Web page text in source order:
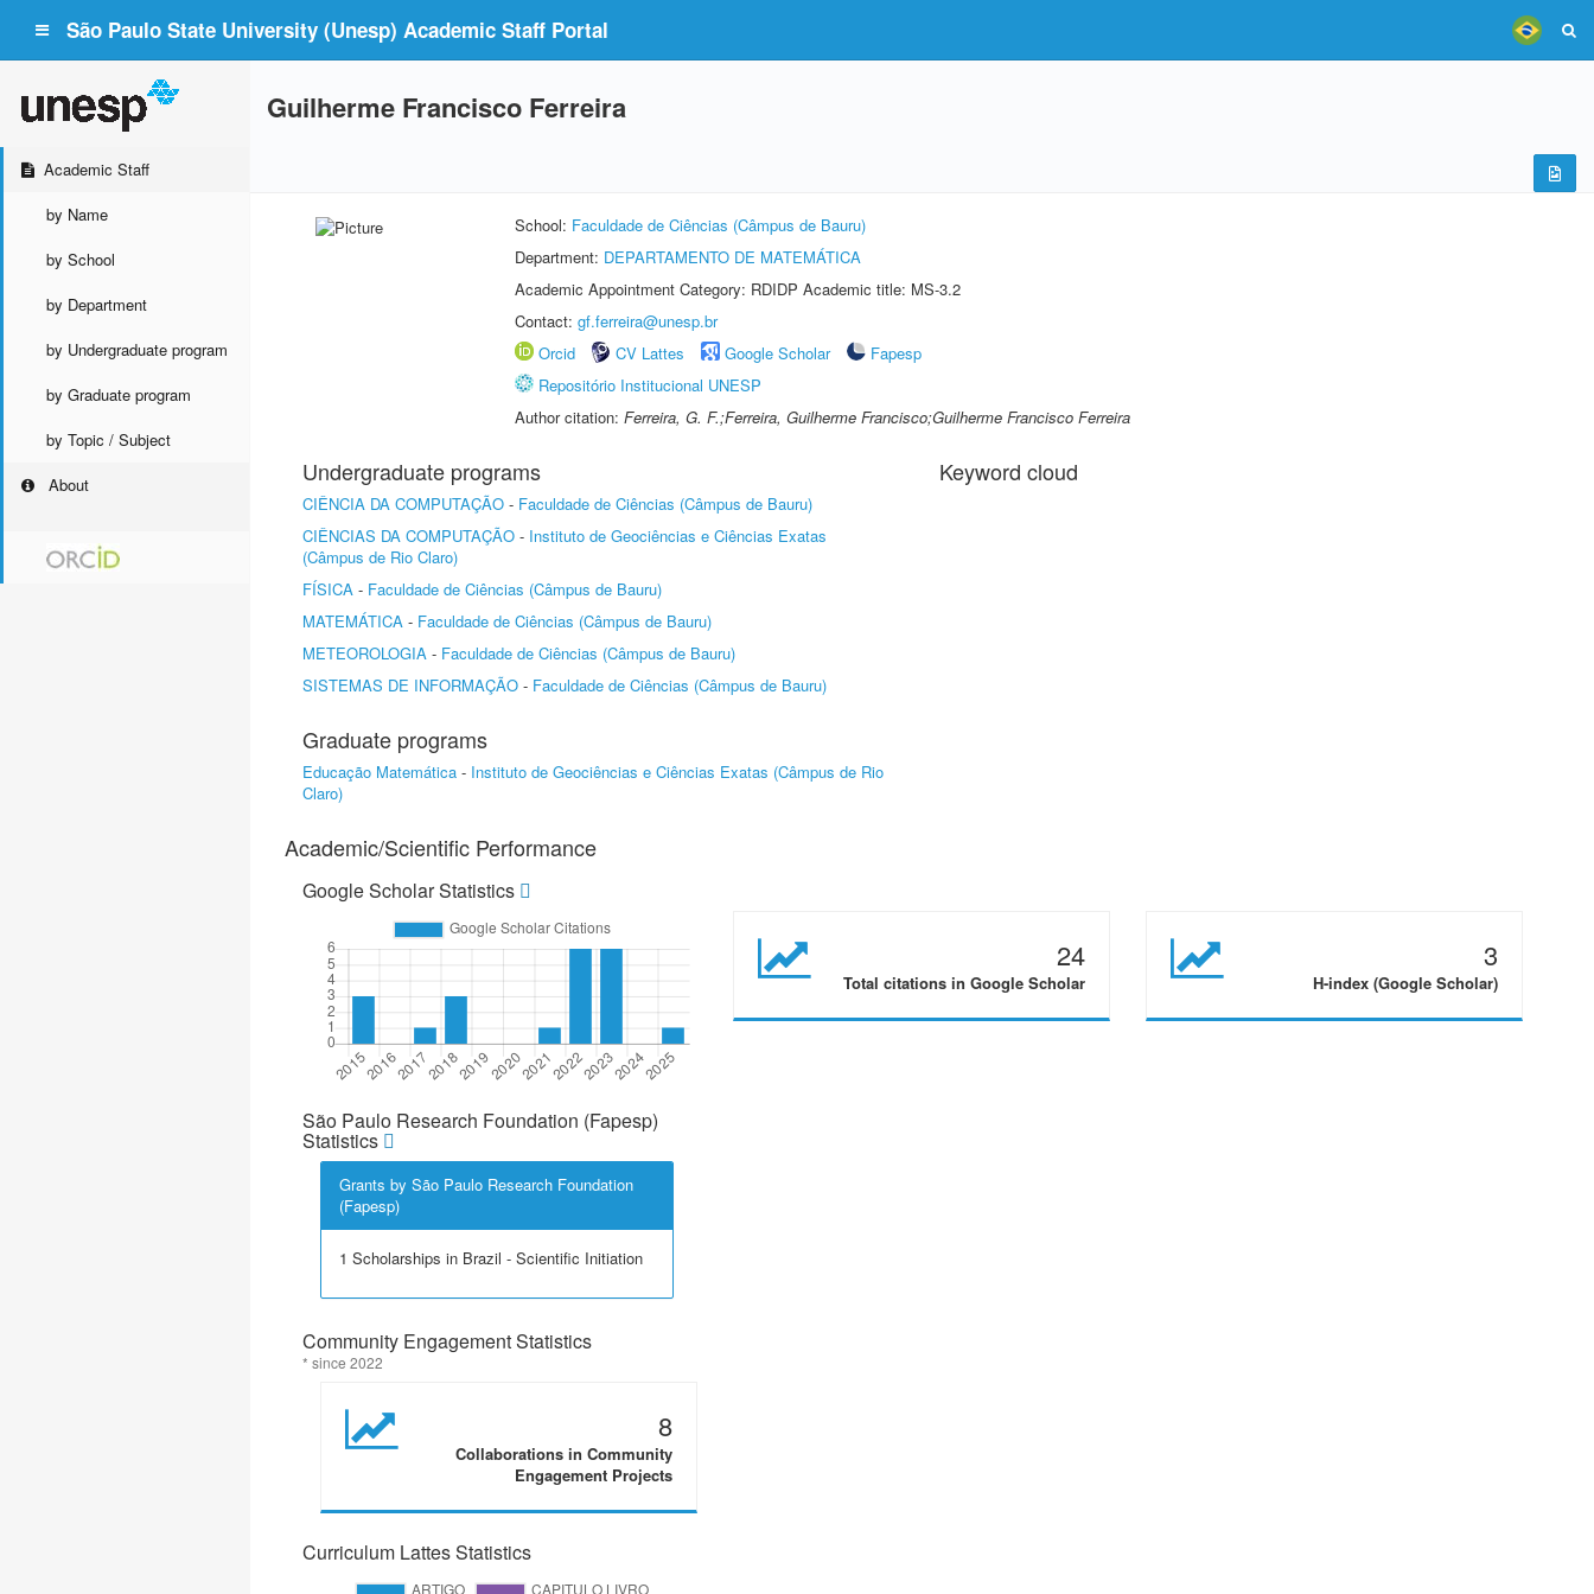
São Paulo State University (Unesp) Academic Staff Portal
Academic Staff
by Name
by School
by Department
by Undergraduate program
by Graduate program
by Topic / Subject
About
Guilherme Francisco Ferreira
School: Faculdade de Ciências (Câmpus de Bauru)
Department: DEPARTAMENTO DE MATEMÁTICA
Academic Appointment Category: RDIDP Academic title: MS-3.2
Contact: gf.ferreira@unesp.br
Orcid
CV Lattes Google Scholar
Fapesp
Repositório Institucional UNESP
Author citation: Ferreira, G. F.;Ferreira, Guilherme Francisco;Guilherme Francisco Ferreira
Undergraduate programs
CIÊNCIA DA COMPUTAÇÃO - Faculdade de Ciências (Câmpus de Bauru)
CIÊNCIAS DA COMPUTAÇÃO - Instituto de Geociências e Ciências Exatas
(Câmpus de Rio Claro)
FÍSICA - Faculdade de Ciências (Câmpus de Bauru)
MATEMÁTICA - Faculdade de Ciências (Câmpus de Bauru)
METEOROLOGIA - Faculdade de Ciências (Câmpus de Bauru)
SISTEMAS DE INFORMAÇÃO - Faculdade de Ciências (Câmpus de Bauru)
Graduate programs
Educação Matemática - Instituto de Geociências e Ciências Exatas (Câmpus de Rio
Claro)
Keyword cloud
Academic/Scientific Performance
Google Scholar Statistics
24
Total citations in Google Scholar
3
H-index (Google Scholar)
São Paulo Research Foundation (Fapesp)
Statistics
Grants by São Paulo Research Foundation
(Fapesp)
1 Scholarships in Brazil - Scientific Initiation
Community Engagement Statistics
* since 2022
8
Collaborations in Community
Engagement Projects
Curriculum Lattes Statistics